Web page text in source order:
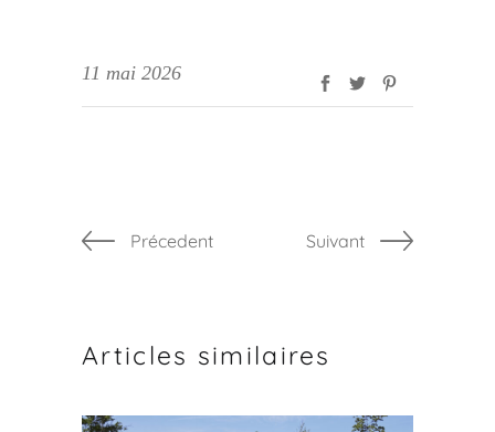
11 mai 2026
Précedent Suivant
Articles similaires